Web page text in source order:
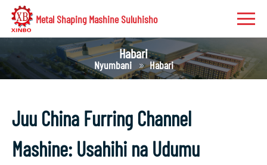
Metal Shaping Mashine Suluhisho
Habari
Nyumbani Habari
Juu China Furring Channel
Mashine: Usahihi na Udumu